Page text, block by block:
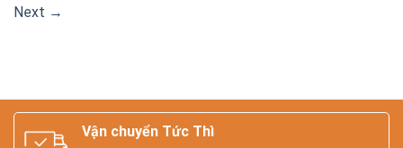
Next →
Vận chuyển Tức Thì